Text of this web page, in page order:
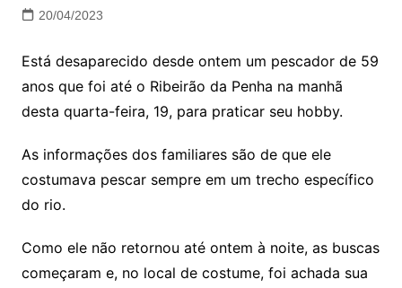
20/04/2023
Está desaparecido desde ontem um pescador de 59
anos que foi até o Ribeirão da Penha na manhã
desta quarta-feira, 19, para praticar seu hobby.
As informações dos familiares são de que ele
costumava pescar sempre em um trecho específico
do rio.
Como ele não retornou até ontem à noite, as buscas
começaram e, no local de costume, foi achada sua